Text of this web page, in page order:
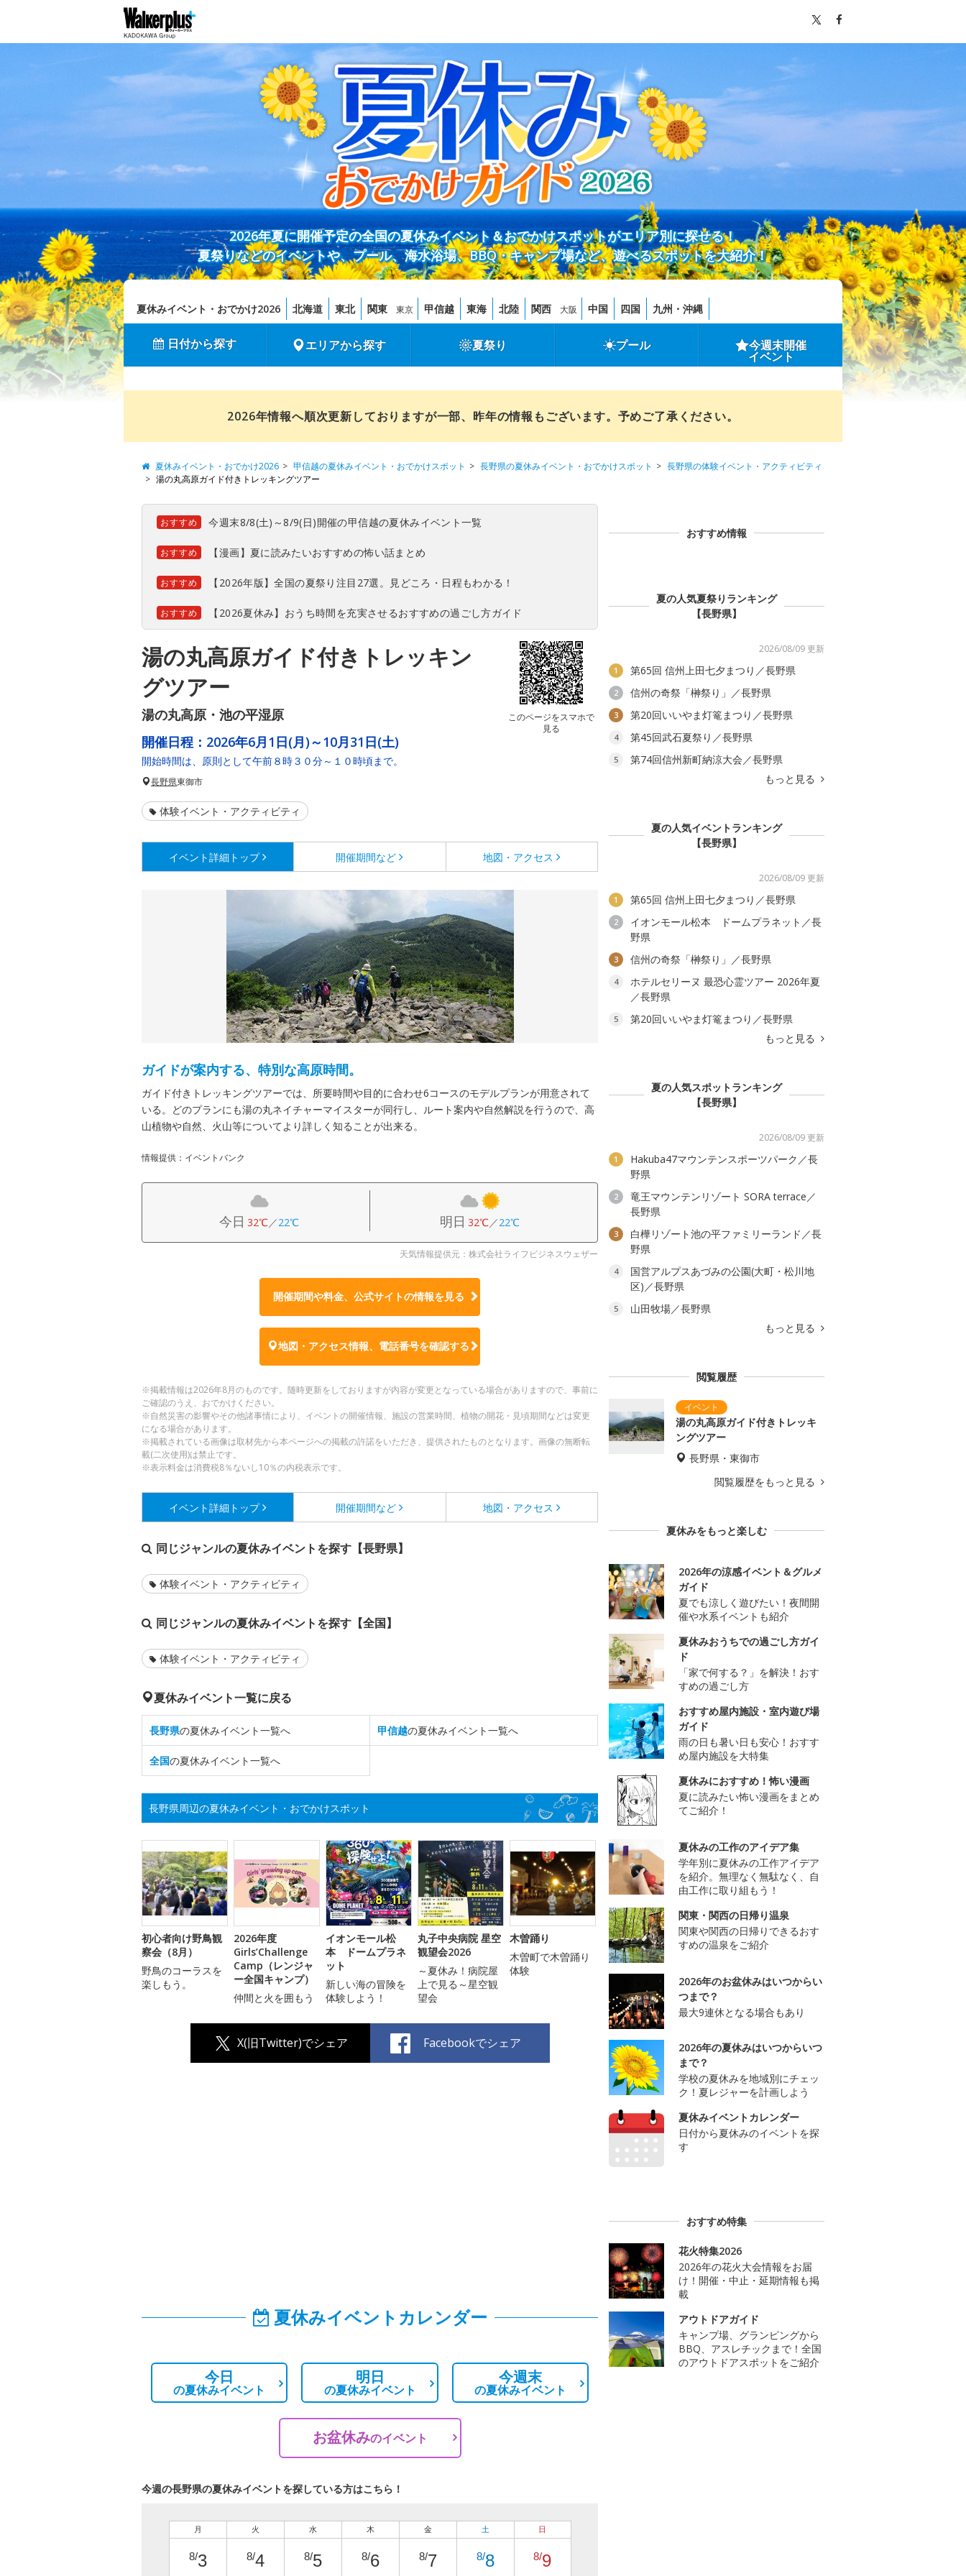
2026年夏に開催予定の全国の夏休みイベント＆おでかけスポットがエリア別に探せる！
夏祭りなどのイベントや、プール、海水浴場、BBQ・キャンプ場など、遊べるスポットを大紹介！
夏休みイベント・おでかけ2026 北海道 東北 関東 東京 甲信越 東海 北陸 関西 大阪 中国 四国 九州・沖縄
日付から探す エリアから探す 夏祭り プール 今週末開催
イベント
2026年情報へ順次更新しておりますが一部、昨年の情報もございます。予めご了承ください。
夏休みイベント・おでかけ2026 甲信越の夏休みイベント・おでかけスポット 長野県の夏休みイベント・おでかけスポット
長野県の体験イベント・アクティビティ
湯の丸高原ガイド付きトレッキングツアー
おすすめ 今週末8/8(土)～8/9(日)開催の甲信越の夏休みイベント一覧
おすすめ 【漫画】夏に読みたいおすすめの怖い話まとめ
おすすめ 【2026年版】全国の夏祭り注目27選。見どころ・日程もわかる！
おすすめ 【2026夏休み】おうち時間を充実させるおすすめの過ごし方ガイド
湯の丸高原ガイド付きトレッキン
グツアー
湯の丸高原・池の平湿原
このページをスマホで
見る
開催日程： 2026年6月1日(月)～10月31日(土)
開始時間は、原則として午前８時３０分～１０時頃まで。
長野県東御市
体験イベント・アクティビティ
イベント詳細 トップ 開催期間など 地図・アクセス
ガイドが案内する、特別な高原時間。
ガイド付きトレッキングツアーでは、所要時間や目的に合わせ6コースのモデルプランが用意されて
いる。どのプランにも湯の丸ネイチャーマイスターが同行し、ルート案内や自然解説を行うので、高
山植物や自然、火山等についてより詳しく知ることが出来る。
情報提供：イベントバンク
今日 32℃／22℃ 明日 32℃／22℃
天気情報提供元：株式会社ライフビジネスウェザー
開催期間や料金、公式サイトの情報を見る
地図・アクセス情報、電話番号を確認する
※掲載情報は2026年8月のものです。随時更新をしておりますが内容が変更となっている場合がありますので、事前に
ご確認のうえ、おでかけください。
※自然災害の影響やその他諸事情により、イベントの開催情報、施設の営業時間、植物の開花・見頃期間などは変更
になる場合があります。
※掲載されている画像は取材先から本ページへの掲載の許諾をいただき、提供されたものとなります。画像の無断転
載(二次使用)は禁止です。
※表示料金は消費税8％ないし10％の内税表示です。
イベント詳細 トップ 開催期間など 地図・アクセス
同じジャンルの夏休みイベントを探す【長野県】
体験イベント・アクティビティ
同じジャンルの夏休みイベントを探す【全国】
体験イベント・アクティビティ
夏休みイベント一覧に戻る
長野県の夏休みイベント一覧へ 甲信越の夏休みイベント一覧へ
全国の夏休みイベント一覧へ
長野県周辺の夏休みイベント・おでかけスポット
初心者向け野鳥観
察会（8月）
野鳥のコーラスを
楽しもう。
2026年度
Girls’Challenge
Camp（レンジャ
ー全国キャンプ）
仲間と火を囲もう
イオンモール松
本 ドームプラネ
ット
新しい海の冒険を
体験しよう！
丸子中央病院 星空
観望会2026
～夏休み！病院屋
上で見る～星空観
望会
木曽踊り
木曽町で木曽踊り
体験
X(旧Twitter)でシェア Facebookでシェア
夏休みイベントカレンダー
今日
の夏休みイベント
明日
の夏休みイベント
今週末
の夏休みイベント
お盆休みのイベント
今週の長野県の夏休みイベントを探している方はこちら！
月
8/3
火
8/4
水
8/5
木
8/6
金
8/7
土
8/8
日
8/9
おすすめ情報
夏の人気夏祭りランキング
【長野県】
2026/08/09 更新
1 第65回 信州上田七夕まつり／長野県
2 信州の奇祭「榊祭り」／長野県
3 第20回いいやま灯篭まつり／長野県
4 第45回武石夏祭り／長野県
5
第74回信州新町納涼大会／長野県
もっと見る
夏の人気イベントランキング
【長野県】
2026/08/09 更新
1 第65回 信州上田七夕まつり／長野県
2
イオンモール松本 ドームプラネット／長
野県
3 信州の奇祭「榊祭り」／長野県
4
ホテルセリーヌ 最恐心霊ツアー 2026年夏
／長野県
5
第20回いいやま灯篭まつり／長野県
もっと見る
夏の人気スポットランキング
【長野県】
2026/08/09 更新
1
Hakuba47マウンテンスポーツパーク／長
野県
2
竜王マウンテンリゾート SORA terrace／
長野県
3
白樺リゾート池の平ファミリーランド／長
野県
4
国営アルプスあづみの公園(大町・松川地
区)／長野県
5
山田牧場／長野県
もっと見る
閲覧履歴
湯の丸高原ガイド付きトレッキ
ングツアー
長野県・東御市
閲覧履歴をもっと見る
夏休みをもっと楽しむ
2026年の涼感イベント＆グルメ
ガイド
夏でも涼しく遊びたい！夜間開
催や水系イベントも紹介
夏休みおうちでの過ごし方ガイ
ド
「家で何する？」を解決！おす
すめの過ごし方
おすすめ屋内施設・室内遊び場
ガイド
雨の日も暑い日も安心！おすす
め屋内施設を大特集
夏休みにおすすめ！怖い漫画
夏に読みたい怖い漫画をまとめ
てご紹介！
夏休みの工作のアイデア集
学年別に夏休みの工作アイデア
を紹介。無理なく無駄なく、自
由工作に取り組もう！
関東・関西の日帰り温泉
関東や関西の日帰りできるおす
すめの温泉をご紹介
2026年のお盆休みはいつからい
つまで？
最大9連休となる場合もあり
2026年の夏休みはいつからいつ
まで？
学校の夏休みを地域別にチェッ
ク！夏レジャーを計画しよう
夏休みイベントカレンダー
日付から夏休みのイベントを探
す
おすすめ特集
花火特集2026
2026年の花火大会情報をお届
け！開催・中止・延期情報も掲
載
アウトドアガイド
キャンプ場、グランピングから
BBQ、アスレチックまで！全国
のアウトドアスポットをご紹介